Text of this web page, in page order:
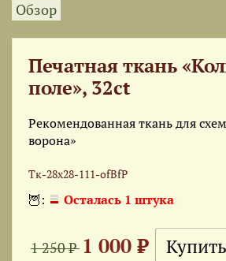
Обзор
Печатная ткань
поле», 32ct
Рекомендованная ткань для
ворона»
Тк-28x28-111-ofBfP
🦉: Осталась 1 штука
1 250 ₽ 1 000 ₽